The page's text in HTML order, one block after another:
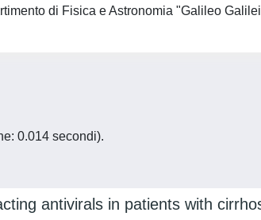
di Fisica e Astronomia "Galileo
0.014 secondi).
antivirals in patients with